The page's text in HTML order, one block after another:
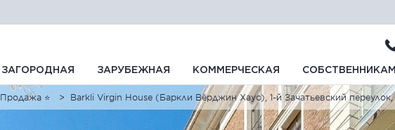
ЗАГОРОДНАЯ ЗАРУБЕЖНАЯ КОММЕРЧЕСКАЯ СОБСТВЕННИКАМ
Продажа ⭐ Barkli Virgin House (Баркли Вёрджин Хаус), 1-й Зачатьевский